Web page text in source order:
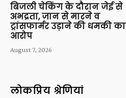
बिजली चेकिंग के दौरान जेई से
अभद्रता, जान से मारने व
ट्रांसफार्मर उड़ाने की धमकी का
आरोप
August 7, 2026
लोकप्रिय श्रेणियां